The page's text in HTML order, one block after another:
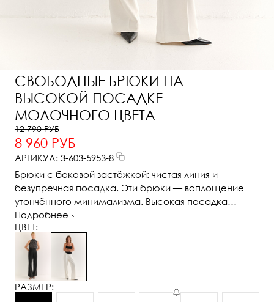
СВОБОДНЫЕ БРЮКИ НА
ВЫСОКОЙ ПОСАДКЕ
МОЛОЧНОГО ЦВЕТА
12 790 РУБ
8 960 РУБ
АРТИКУЛ: 3-603-5953-8
Брюки с боковой застёжкой: чистая линия и
безупречная посадка. Эти брюки — воплощение
утончённого минимализма. Высокая посадка
подчёркивает талию, а скрытая боковая застёжка
на молнию и пуговицы сохраняет идеальную
гладкость передней линии, визуально вытягивая
силуэт. Прямой крой и плотная, хорошо держащая
форму ткань создают стройный и элегантный
образ. Широкий пояс анатомической формы
обеспечивает комфортную посадку и
Подробнее
ЦВЕТ:
РАЗМЕР: